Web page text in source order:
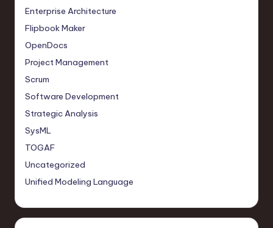
Enterprise Architecture
Flipbook Maker
OpenDocs
Project Management
Scrum
Software Development
Strategic Analysis
SysML
TOGAF
Uncategorized
Unified Modeling Language